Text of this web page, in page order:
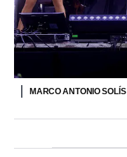
MARCO ANTONIO SOLÍS